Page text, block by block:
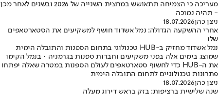
מעריכה כי הצמיחה תתאושש במחצית השנייה של 2026 ובשנים לאחר מכן
- תהיה נמוכה
ניצן כהן18.07.2026
אחרי ההשקעה הגדולה: נמל אשדוד חושף למשקיעים את הסטארטאפים
שלו
נמל אשדוד מחזיק ב-HUB טכנולוגי בתחום הספנות והתובלה הימית
שמוצג בימים אלה בפני משקיעים וחברות ספנות בגרמניה • בנמל הקימו
את ה-HUB כדי לחשוף סטארטאפים לעולם הספנות במטרה שאלה יפתחו
פתרונות טכנולוגיים לתחום התובלה הימית
ניצן כהן18.07.2026
שנה שלישית ברציפות: בזק בראש דירוג מעלה